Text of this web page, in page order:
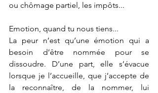
ou chômage partiel, les impôts...
Emotion, quand tu nous tiens...
La peur n’est qu’une émotion qui a
besoin d’être nommée pour se
dissoudre. D’une part, elle s’évacue
lorsque je l’accueille, que j’accepte de
la reconnaître, de la nommer, lui